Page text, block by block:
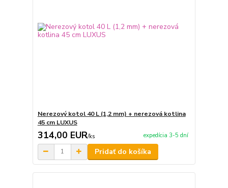
Nerezový kotol 40 L (1,2 mm) + nerezová kotlina
45 cm LUXUS
314,00 EUR/ks expedícia 3-5 dní
Pridať do košíka